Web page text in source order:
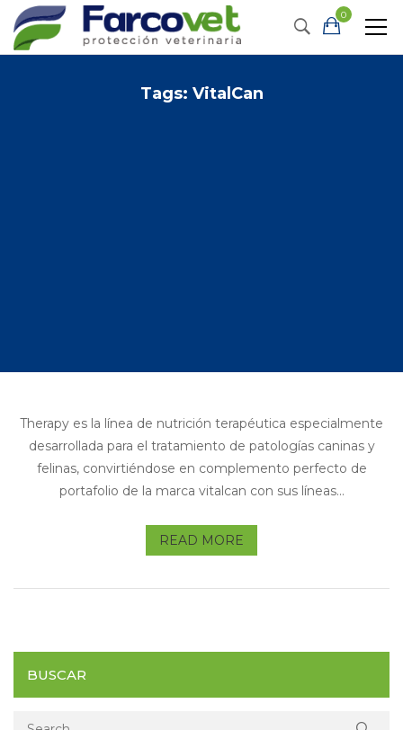
0
Tags: VitalCan
Therapy es la línea de nutrición terapéutica especialmente
desarrollada para el tratamiento de patologías caninas y
felinas, convirtiéndose en complemento perfecto de
portafolio de la marca vitalcan con sus líneas...
READ MORE
BUSCAR
Search for: